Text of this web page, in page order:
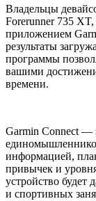
Владельцы
Forerunner 735
приложением
результаты
программы
вашими
времени.
Garmin Connect —
информацией,
привычек и
устройство будет
и спортивных